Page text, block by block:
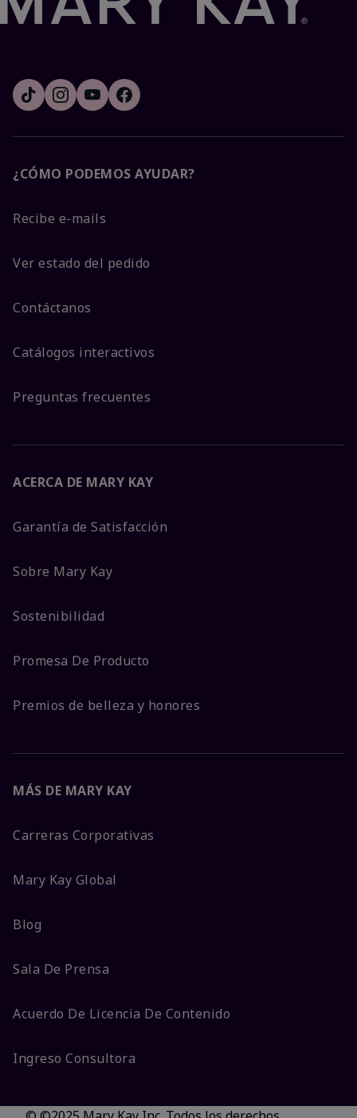
¿CÓMO PODEMOS AYUDAR?
Recibe e-mails
Ver estado del pedido
Contáctanos
Catálogos interactivos
Preguntas frecuentes
ACERCA DE MARY KAY
Garantía de Satisfacción
Sobre Mary Kay
Sostenibilidad
Promesa De Producto
Premios de belleza y honores
MÁS DE MARY KAY
Carreras Corporativas
Mary Kay Global
Blog
Sala De Prensa
Acuerdo De Licencia De Contenido
Ingreso Consultora